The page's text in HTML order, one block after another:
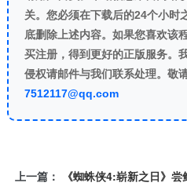
关。您必须在下载后的24个小时
底删除上述内容。如果您喜欢该
买注册，得到更好的正版服务。
侵权请邮件与我们联系处理。敬
7512117@qq.com
上一篇：
《蜘蛛侠4:崭新之日》